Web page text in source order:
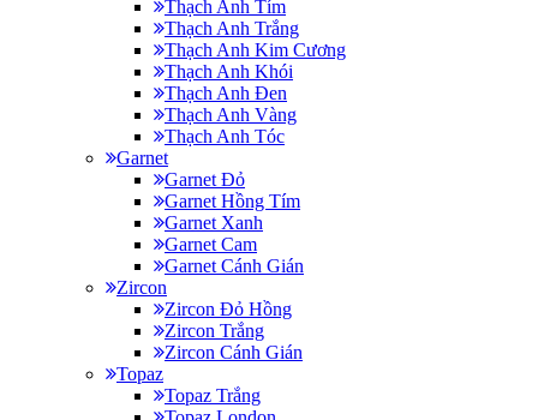
Thạch Anh Tím
Thạch Anh Trắng
Thạch Anh Kim Cương
Thạch Anh Khói
Thạch Anh Đen
Thạch Anh Vàng
Thạch Anh Tóc
Garnet
Garnet Đỏ
Garnet Hồng Tím
Garnet Xanh
Garnet Cam
Garnet Cánh Gián
Zircon
Zircon Đỏ Hồng
Zircon Trắng
Zircon Cánh Gián
Topaz
Topaz Trắng